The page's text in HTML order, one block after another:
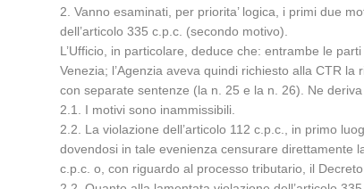
2. Vanno esaminati, per priorita’ logica, i primi due
dell’articolo 335 c.p.c. (secondo motivo).
L’Ufficio, in particolare, deduce che: entrambe le
Venezia; l’Agenzia aveva quindi richiesto alla CTR
con separate sentenze (la n. 25 e la n. 26). Ne deriva
2.1. I motivi sono inammissibili.
2.2. La violazione dell’articolo 112 c.p.c., in primo
dovendosi in tale evenienza censurare direttamente
c.p.c. o, con riguardo al processo tributario, il